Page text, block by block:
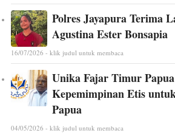
Polres Jayapura Terima
Agustina Ester Bonsapia
16/07/2026 - klik judul untuk membaca
Unika Fajar Timur
Kepemimpinan Etis
Papua
04/05/2026 - klik judul untuk membaca